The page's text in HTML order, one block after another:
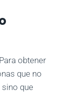
Para obtener
que no
que